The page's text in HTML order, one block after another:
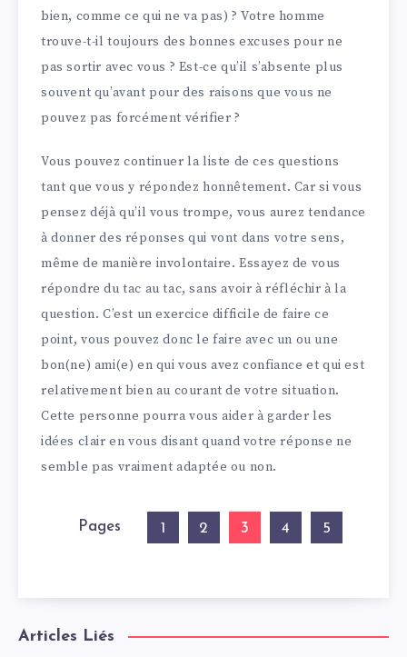
bien, comme ce qui ne va pas) ? Votre homme
trouve-t-il toujours des bonnes excuses pour ne
pas sortir avec vous ? Est-ce qu’il s’absente plus
souvent qu’avant pour des raisons que vous ne
pouvez pas forcément vérifier ?
Vous pouvez continuer la liste de ces questions
tant que vous y répondez honnêtement. Car si vous
pensez déjà qu’il vous trompe, vous aurez tendance
à donner des réponses qui vont dans votre sens,
même de manière involontaire. Essayez de vous
répondre du tac au tac, sans avoir à réfléchir à la
question. C’est un exercice difficile de faire ce
point, vous pouvez donc le faire avec un ou une
bon(ne) ami(e) en qui vous avez confiance et qui est
relativement bien au courant de votre situation.
Cette personne pourra vous aider à garder les
idées clair en vous disant quand votre réponse ne
semble pas vraiment adaptée ou non.
Pages 1 2 3 4 5
Articles Liés